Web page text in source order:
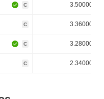
C 3.500000%
C 3.360000%
C 3.280000%
C 2.340000%